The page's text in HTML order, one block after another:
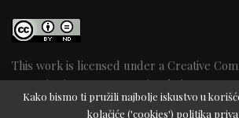
This work is licensed under a Creative
NoDerivatives 4.0 International License1
Kako bismo ti pružili najbolje iskustvo u
kolačiće ('cookies') politika